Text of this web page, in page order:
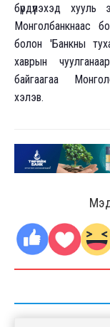
бүрдүүлэхэд
Монголбанкнаас
болон 'Банкны
хаврын
байгаагаа
хэлэв.